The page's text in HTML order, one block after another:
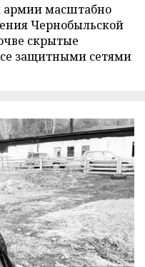
армии масштабно
Чернобыльской
скрытые
защитными сетями